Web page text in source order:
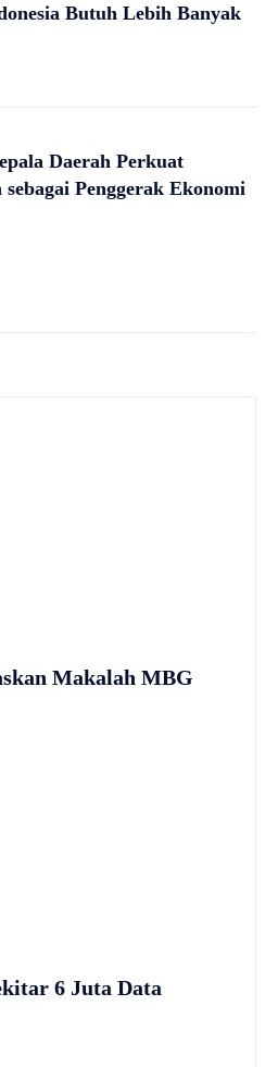
Butuh Lebih Banyak
Daerah Perkuat
Penggerak Ekonomi
Makalah MBG
6 Juta Data